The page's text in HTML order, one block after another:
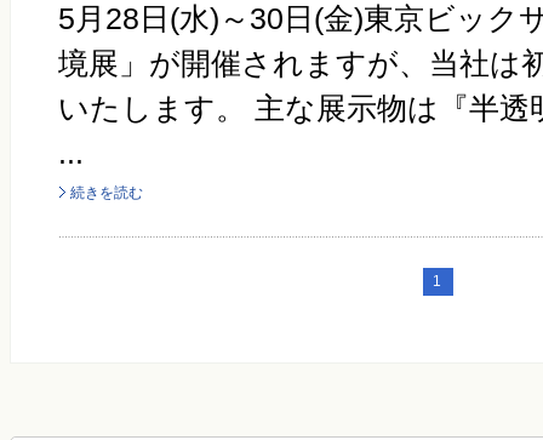
5月28日(水)～30日(金)東京ビック
境展」が開催されますが、当社は
いたします。 主な展示物は『半
...
続きを読む
1